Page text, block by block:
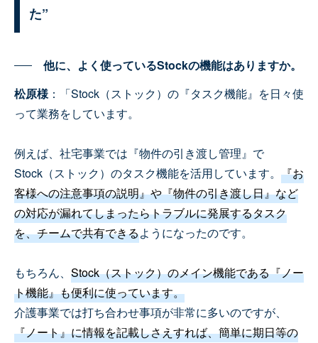
た”
他に、よく使っているStockの機能はありますか。
松原様：「Stock（ストック）の『タスク機能』を日々使
って業務をしています。
例えば、社宅事業では『物件の引き渡し管理』で
Stock（ストック）のタスク機能を活用しています。 『お
客様への注意事項の説明』や『物件の引き渡し日』など
の対応が漏れてしまったらトラブルに発展するタスク
を、チームで共有できるようになったのです。
もちろん、 Stock（ストック）のメイン機能である『ノー
ト機能』も便利に使っています。
介護事業では打ち合わせ事項が非常に多いのですが、
『ノート』に情報を記載しさえすれば、簡単に期日等の